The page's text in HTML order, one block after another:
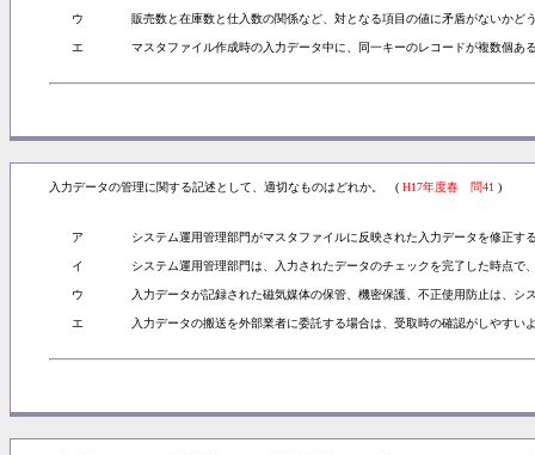
ウ 販売数と在庫数と仕入数の関係など、対となる項目の値に矛盾がないかど
エ マスタファイル作成時の入力データ中に、同一キーのレコードが複数個あ
入力データの管理に関する記述として、適切なものはどれか。 ( H17年度春 問41 )
ア システム運用管理部門がマスタファイルに反映された入力データを修正す
イ システム運用管理部門は、入力されたデータのチェックを完了した時点で
ウ 入力データが記録された磁気媒体の保管、機密保護、不正使用防止は、シ
エ 入力データの搬送を外部業者に委託する場合は、受取時の確認がしやすい